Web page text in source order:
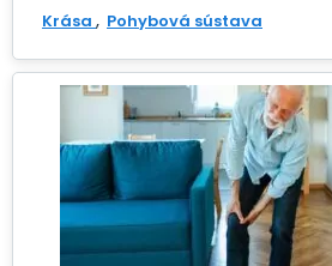
Krása Pohybová sústava